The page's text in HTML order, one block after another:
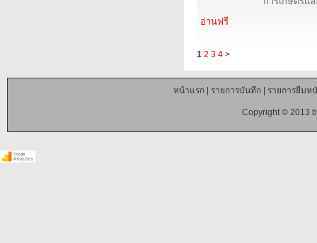
อ่านฟรี
1 2 3 4 >
หน้าแรก| รายการบันทึก| รายการยืมห
Copyright © 2013